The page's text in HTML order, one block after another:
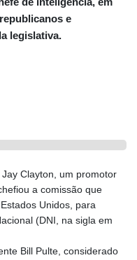
e
legislativa.
Clayton, um promotor
a comissão que
Unidos, para
(DNI, na sigla em
Bill Pulte, considerado